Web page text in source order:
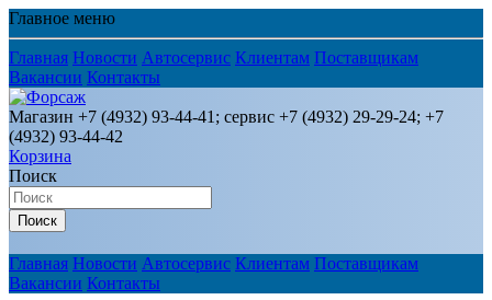
Главное меню
Главная Новости Автосервис Клиентам Поставщикам
Вакансии Контакты
Магазин +7 (4932) 93-44-41; сервис +7 (4932) 29-29-24; +7
(4932) 93-44-42
Корзина
Поиск
Поиск
Главная Новости Автосервис Клиентам Поставщикам
Вакансии Контакты